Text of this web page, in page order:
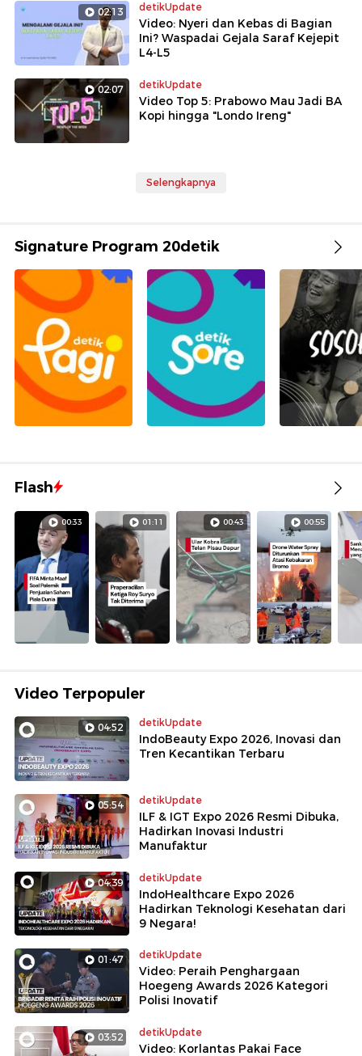
02:13 detikUpdate
Video: Nyeri dan Kebas di Bagian
Ini? Waspadai Gejala Saraf Kejepit
L4-L5
02:07 detikUpdate
Video Top 5: Prabowo Mau Jadi BA
Kopi hingga "Londo Ireng"
Selengkapnya
Signature Program 20detik
Flash
00:33 01:11 00:43 00:55
Video Terpopuler
04:52 detikUpdate
IndoBeauty Expo 2026, Inovasi dan
Tren Kecantikan Terbaru
05:54 detikUpdate
ILF & IGT Expo 2026 Resmi Dibuka,
Hadirkan Inovasi Industri
Manufaktur
04:39 detikUpdate
IndoHealthcare Expo 2026
Hadirkan Teknologi Kesehatan dari
9 Negara!
01:47 detikUpdate
Video: Peraih Penghargaan
Hoegeng Awards 2026 Kategori
Polisi Inovatif
03:52 detikUpdate
Video: Korlantas Pakai Face